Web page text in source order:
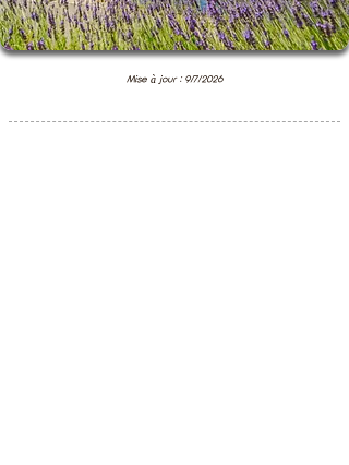
Mise à jour : 9/7/2026